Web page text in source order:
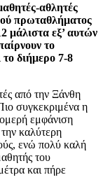
αθλητές
πρωταθλήματος
μάλιστα εξ’ αυτών
το
το διήμερο 7-8
από την Ξάνθη
συγκεκριμένα η
εμφάνιση
καλύτερη
ενώ πολύ καλή
του
και πήρε